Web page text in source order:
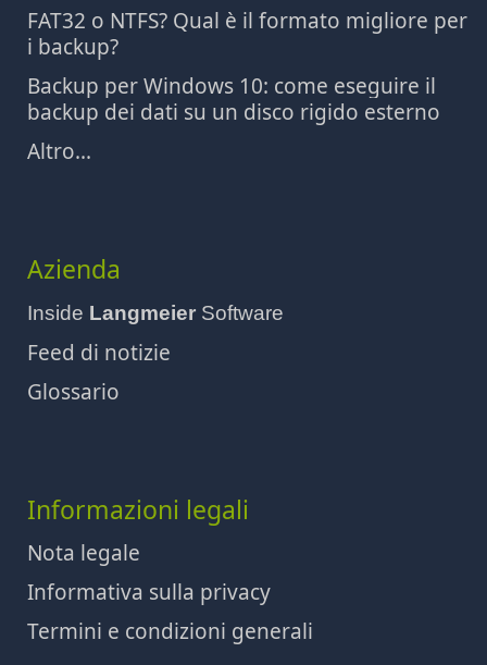
FAT32 o NTFS? Qual è il formato migliore per
i backup?
Backup per Windows 10: come eseguire il
backup dei dati su un disco rigido esterno
Altro...
Azienda
Inside Langmeier Software
Feed di notizie
Glossario
Informazioni legali
Nota legale
Informativa sulla privacy
Termini e condizioni generali